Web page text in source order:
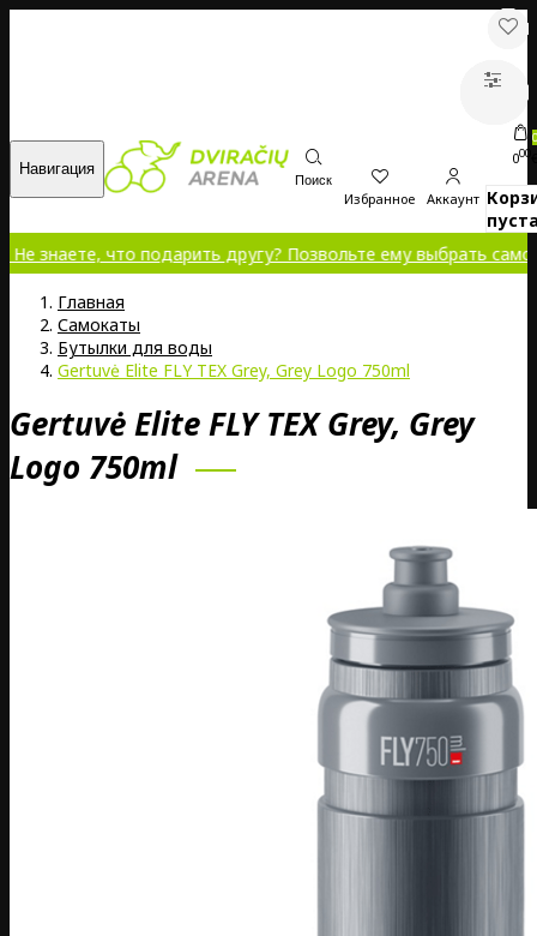
Навигация
Поиск
Избранное Аккаунт
0
000
что подарить другу? Позвольте ему выбрать самому!
Главная
Самокаты
Бутылки для воды
Gertuvė Elite FLY TEX Grey, Grey Logo 750ml
Gertuvė Elite FLY TEX Grey, Grey
Logo 750ml